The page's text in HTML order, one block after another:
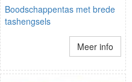
Boodschappentas met brede
tashengsels
Meer info